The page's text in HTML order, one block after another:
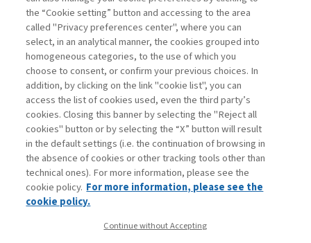
agli abbonati Premium
Legenda: Accedi Per registrati Per abbonati
Contatti
Abbonamenti
Archivio rubriche
Privacy
the “Cookie setting” button and accessing to the area
called "Privacy preferences center", where you can
select, in an analytical manner, the cookies grouped into
homogeneous categories, to the use of which you
choose to consent, or confirm your previous choices. In
addition, by clicking on the link "cookie list", you can
access the list of cookies used, even the third party’s
cookies. Closing this banner by selecting the "Reject all
cookies" button or by selecting the “X” button will result
in the default settings (i.e. the continuation of browsing in
the absence of cookies or other tracking tools other than
technical ones). For more information, please see the
cookie policy. For more information, please see the
cookie policy.
Continue without Accepting